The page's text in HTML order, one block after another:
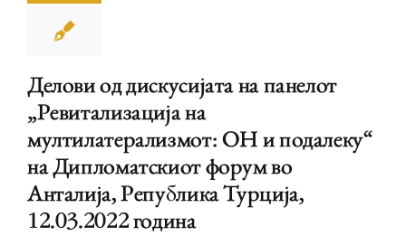
Делови од дискусијата на панелот
„Ревитализација на
мултилатерализмот: ОН и подалеку“
на Дипломатскиот форум во
Анталија, Република Турција,
12.03.2022 година